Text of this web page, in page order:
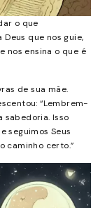
o que
que nos guie,
nos ensina o que é
de sua mãe.
“Lembrem-
sabedoria. Isso
seguimos Seus
caminho certo.”